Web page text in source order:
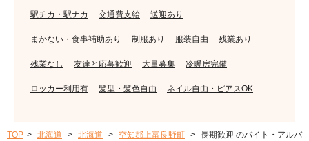
駅チカ・駅ナカ 交通費支給 送迎あり
まかない・食事補助あり 制服あり 服装自由 残業あり
残業なし 友達と応募歓迎 大量募集 冷暖房完備
ロッカー利用有 髪型・髪色自由 ネイル自由・ピアスOK
TOP 北海道 北海道 空知郡上富良野町
長期歓迎 のバイト・アルバ